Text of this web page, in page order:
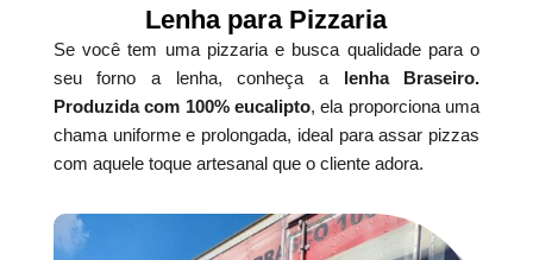
Lenha para Pizzaria
Se você tem uma pizzaria e busca qualidade para o
seu forno a lenha, conheça a lenha Braseiro.
Produzida com 100% eucalipto, ela proporciona uma
chama uniforme e prolongada, ideal para assar pizzas
com aquele toque artesanal que o cliente adora.